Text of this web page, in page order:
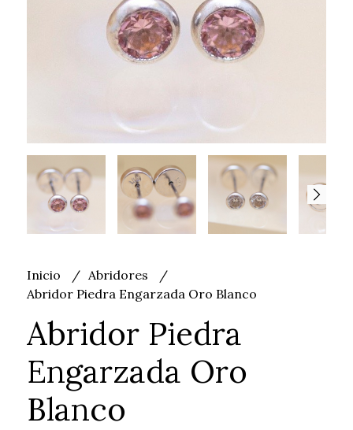
Inicio
Abridores
Abridor Piedra Engarzada Oro Blanco
Abridor Piedra
Engarzada Oro
Blanco